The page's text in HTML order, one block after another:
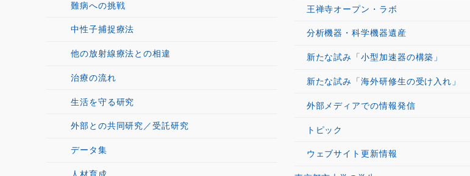
難病への挑戦
中性子捕捉療法
他の放射線療法との相違
治療の流れ
生活を守る研究
外部との共同研究／受託研究
データ集
人材育成
王禅寺オープン・ラボ
分析機器・科学機器遺産
新たな試み「小型加速器の構築」
新たな試み「海外研修生の受け入れ」
外部メディアでの情報発信
トピック
ウェブサイト更新情報